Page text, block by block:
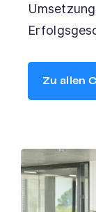
Zu allen